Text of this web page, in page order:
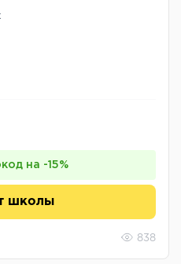
на -15%
школы
838